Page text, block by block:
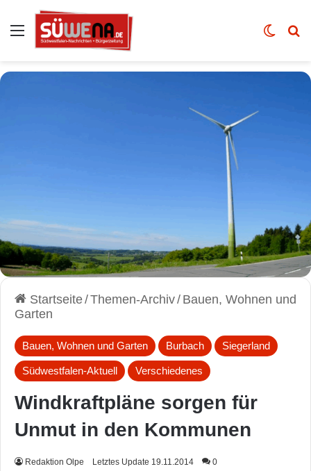
Auswahl Skin
Startseite/Themen-Archiv/ Bauen, Wohnen und
Garten
Bauen, Wohnen und Garten Burbach Siegerland
Südwestfalen-Aktuell Verschiedenes
Windkraftpläne sorgen für
Unmut in den Kommunen
Redaktion Olpe Letztes Update 19.11.2014 0